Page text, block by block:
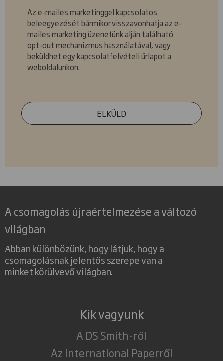
Az e-mailes marketinggel kapcsolatos
beleegyezését bármikor visszavonhatja az e-
mailes marketing üzenetünk alján található
opt-out mechanizmus használatával, vagy
beküldhet egy kapcsolatfelvételi űrlapot a
weboldalunkon.
ELKÜLD
A csomagolás újraértelmezése a változó
világban
Abban különbözünk, hogy látjuk, hogy a
csomagolásnak jelentős szerepe van a
minket körülvevő világban.
Kik vagyunk
A DS Smith-ről
Az International Paperről